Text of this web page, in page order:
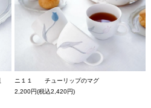
ニ１１ チューリップのマグ
2,200円(税込2,420円)